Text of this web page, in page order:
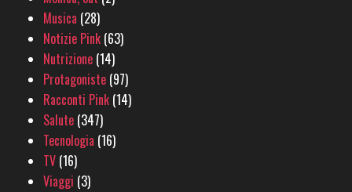
Musica (28)
Notizie Pink (63)
Nutrizione (14)
Protagoniste (97)
Racconti Pink (14)
Salute (347)
Tecnologia (16)
TV (16)
Viaggi (3)